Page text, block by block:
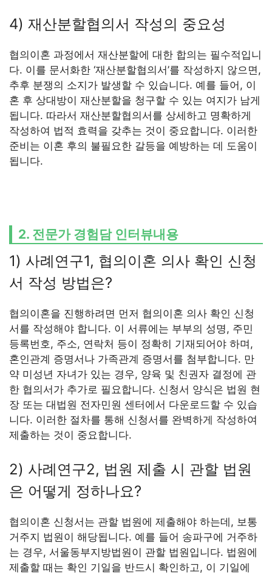
4) 재산분할협의서 작성의 중요성
협의이혼 과정에서 재산분할에 대한 합의는 필수적입니
다. 이를 문서화한 ‘재산분할협의서’를 작성하지 않으면,
추후 분쟁의 소지가 발생할 수 있습니다. 예를 들어, 이
혼 후 상대방이 재산분할을 청구할 수 있는 여지가 남게
됩니다. 따라서 재산분할협의서를 상세하고 명확하게
작성하여 법적 효력을 갖추는 것이 중요합니다. 이러한
준비는 이혼 후의 불필요한 갈등을 예방하는 데 도움이
됩니다.
2. 전문가 경험담 인터뷰내용
1) 사례연구1, 협의이혼 의사 확인 신청
서 작성 방법은?
협의이혼을 진행하려면 먼저 협의이혼 의사 확인 신청
서를 작성해야 합니다. 이 서류에는 부부의 성명, 주민
등록번호, 주소, 연락처 등이 정확히 기재되어야 하며,
혼인관계 증명서나 가족관계 증명서를 첨부합니다. 만
약 미성년 자녀가 있는 경우, 양육 및 친권자 결정에 관
한 협의서가 추가로 필요합니다. 신청서 양식은 법원 현
장 또는 대법원 전자민원 센터에서 다운로드할 수 있습
니다. 이러한 절차를 통해 신청서를 완벽하게 작성하여
제출하는 것이 중요합니다.
2) 사례연구2, 법원 제출 시 관할 법원
은 어떻게 정하나요?
협의이혼 신청서는 관할 법원에 제출해야 하는데, 보통
거주지 법원이 해당됩니다. 예를 들어 송파구에 거주하
는 경우, 서울동부지방법원이 관할 법원입니다. 법원에
제출할 때는 확인 기일을 반드시 확인하고, 이 기일에